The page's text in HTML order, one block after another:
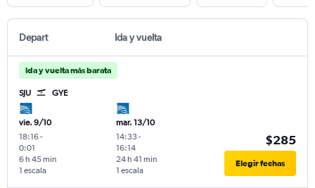
Depart Ida y vuelta
Ida y vuelta más barata
SJU GYE
vie. 9/10
18:16-
0:01
1 escala
6 h 45 min
mar. 13/10
14:33-
16:14
1 escala
24 h 41 min
$285
Elegir fechas